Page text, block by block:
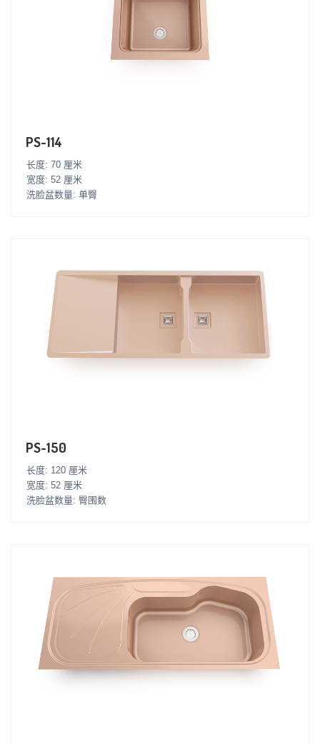
PS-114
长度: 70 厘米
宽度: 52 厘米
洗脸盆数量: 单臀
PS-150
长度: 120 厘米
宽度: 52 厘米
洗脸盆数量: 臀围数